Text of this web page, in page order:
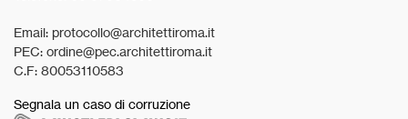
Email: protocollo@architettiroma.it
PEC: ordine@pec.architettiroma.it
C.F: 80053110583
Segnala un caso di corruzione